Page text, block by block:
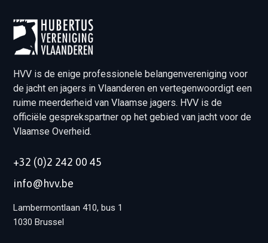
HVV is de enige professionele belangenvereniging voor
de jacht en jagers in Vlaanderen en vertegenwoordigt een
ruime meerderheid van Vlaamse jagers. HVV is de
officiële gesprekspartner op het gebied van jacht voor de
Vlaamse Overheid.
+32 (0)2 242 00 45
info@hvv.be
Lambermontlaan 410, bus 1
1030 Brussel